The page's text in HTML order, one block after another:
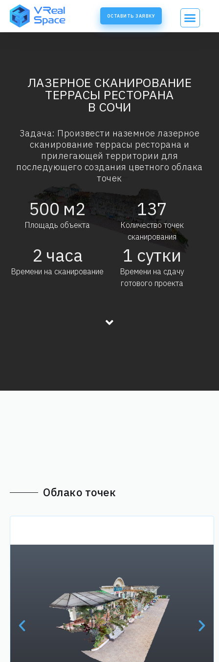
ОСТАВИТЬ ЗАЯВКУ
ЛАЗЕРНОЕ СКАНИРОВАНИЕ
ТЕРРАСЫ РЕСТОРАНА
В СОЧИ
Задача: Произвести наземное лазерное
сканирование террасы ресторана и
прилегающей территории для
последующего создания цветного облака
точек
500м2
Площадь объекта
137
Количество точек
сканирования
2 часа
Времени на сканирование
1 сутки
Времени на сдачу
готового проекта
Облако точек